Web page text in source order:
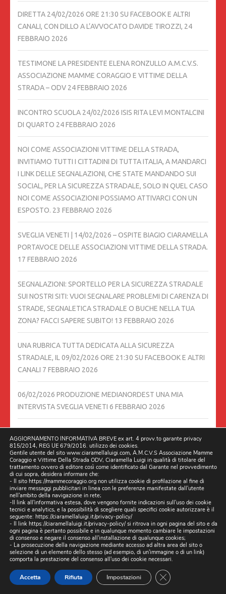
DIRETTA 24/02/2026 ORE 21:30 SU FACEBOOK E ALTRI
CANALI, CON DILLO A L’AVVOCATO DAVIDE TIROZZI, 24
FEBBRAIO 2026
TESTIMONE LA PRESIDENTE ELENA RONZULLO A.M.C.V.S.
ASSOCIAZIONE MAMME CORAGGIO E VITTIME DELLA
STRADA – ODV 24 FEBBRAIO 2026
INCONTRO SCUOLA 24/02/2026 ISIS RITA LEVI MONTALCINI
DI QUARTO 24 FEBBRAIO 2026
NOI COME ASSOCIAZIONI VITTIME DELLA STRADA,
INVITIAMO TUTTI I CITTADINI DI TUTTA ITALIA, A MANDARCI
I LINK DELLE SEGNALAZIONI, CHE STATE MANDANDO SUI
SOCIAL, PER LA SICUREZZA STRADALE, SOLO IN QUEL CASO
NOI COME ASSOCIAZIONI POSSIAMO ATTIVARCI CON UN
ESPOSTO. 23 FEBBRAIO 2026
SVEGLIA VENETI | 14/02/2026 – OSPITE BIAGIO CIARAMELLA
PORTAVOCE DELLE ASSOCIAZIONI VITTIME DELLA STRADA.
17 FEBBRAIO 2026
SEGNALAZIONI: SPORTELLO PER LA SICUREZZA STRADALE
SUI NOSTRI SITI: VUOI SEGNALARE PROBLEMI DI CARENZA DI
STRADE, SEGNALETICA STRADALE O BUCHE NELLA TUA
ZONA? FACCI SAPERE SUBITO! 13 FEBBRAIO 2026
UNA RUBRICA TUTTA DEDICATA ALLA SICUREZZA
STRADALE, IL 09/02/2026 ORE 21:30 SU FACEBOOK E ALTRI
CANALI 7 FEBBRAIO 2026
06/02/2026 PRODUZIONE MEDIANORDEST UNA MIA
INTERVISTA SVEGLIA VENETI 6 FEBBRAIO 2026
DELLE VITTIME: “SITUAZIONE GRAVE IN DECINE DI COMUNI”
IN ASSENZA DI RISPOSTE CONCRETE, CIARAMELLA
ANNUNCIA CHE LA DOCUMENTAZIONE SARÀ TRASMESSA
ALLE PROCURE COMPETENTI.3 FEBBRAIO 2026
MARANO. ESPOSTO DELLE ASSOCIAZIONI VITTIME DELLA
STRADA PER IL DISSESTO DELLA RETE STRADALE
FEBBRAIO 2026
SI TORNA A PARLARE IN QUESTI GIORNI DI #PNRR, PERCHÉ IL
LEGGE IN MATERIA.31 GENNAIO 2026
AGGIORNAMENTO INFORMATIVA BREVE ex art. 4 provv.to garante privacy
815/2014, REG UE 679/2016. utilizzo dei cookies.
Gentile utente del sito www.ciaramellaluigi.com, A.M.C.V.S Associazione Mamme
Coraggio e Vittime Della Strada ODV, Ciaramella Luigi in qualità di titolare del
trattamento ovvero di editore così come identificato dal Garante nel provvedimento
di cui sopra, desidera informare che:
- Il sito https://mammecoraggio.org non utilizza cookie di profilazione al fine di
inviare messaggi pubblicitari in linea con le preferenze manifestate dall'utente
nell'ambito della navigazione in rete;
-Il link all'informativa estesa, dove vengono fornite indicazioni sull'uso dei cookie
tecnici e analytics, e la possibilità di scegliere quali specifici cookie autorizzare è il
seguente: https://ciaramellaluigi.it/privacy-policy/
- Il link https://ciaramellaluigi.it/privacy-policy/si ritrova in ogni pagina del sito e da
ogni pagina è pertanto possibile e in qualunque momento cambiare le impostazioni
di consenso e negare il consenso all'installazione di qualunque cookies;
- La prosecuzione della navigazione mediante accesso ad altra area del sito o
selezione di un elemento dello stesso (ad esempio, di un'immagine o di un link)
comporta la prestazione del consenso all'uso dei cookie necessari.
Accetta Rifiuta Impostazioni CLOSE GDPR